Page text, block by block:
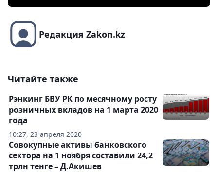
Редакция Zakon.kz
Читайте также
10:27, 23 апреля 2020
Рэнкинг БВУ РК по месячному росту
розничных вкладов на 1 марта 2020
года
Совокупные активы банковского
сектора на 1 ноября составили 24,2
трлн тенге – Д.Акишев